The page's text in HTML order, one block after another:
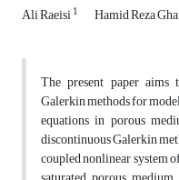
Ali Raeisi1 Hamid Reza
The present paper aims
Galerkin methods for
equations in porous
discontinuous Galerkin
coupled nonlinear system